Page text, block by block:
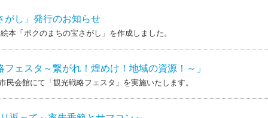
がし」発行のお知らせ
本「ボクのまちの宝さがし」を作成しました。
ェスタ～繋がれ！煌めけ！地域の資源！～」
民会館にて「観光戦略フェスタ」を実施いたします。